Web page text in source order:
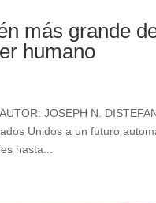
más grande
humano
JOSEPH N.
Unidos a un futuro
hasta...